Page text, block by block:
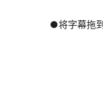
●将字幕拖